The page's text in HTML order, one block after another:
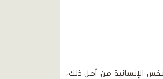
الإنسانية من أجل ذلك،